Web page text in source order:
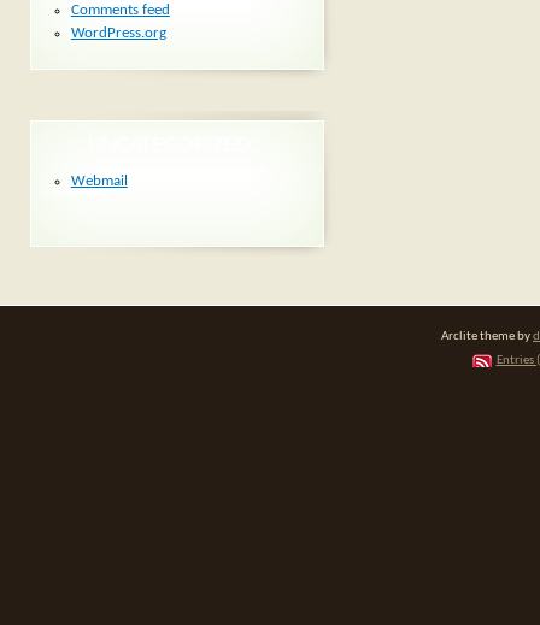
Comments feed
WordPress.org
Webmail
Arclite theme by
Entries